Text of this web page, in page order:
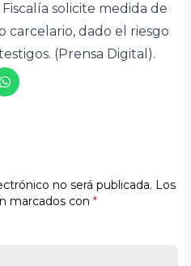
solicite medida de
dado el riesgo
(Prensa Digital).
no será publicada. Los
marcados con *